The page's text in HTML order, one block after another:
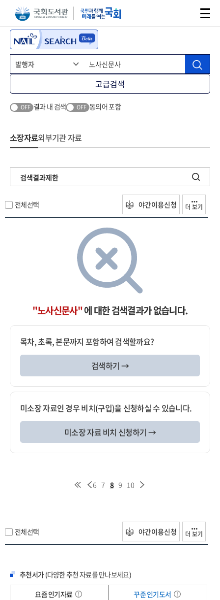
본문 바로가기주메뉴 바로가기
고급검색
OFF 결과 내 검색 OFF 동의어 포함
소장자료외부기관 자료
검색결과제한
전체선택 야간이용신청 더 보기
"노사신문사"에 대한 검색결과가 없습니다.
목차, 초록, 본문까지 포함하여 검색할까요?
검색하기 →
미소장 자료인 경우 비치(구입)을 신청하실 수 있습니다.
미소장 자료 비치 신청하기 →
6 7 8 9 10
전체선택 야간이용신청 더 보기
추천서가(다양한 추천 자료를 만나보세요)
요즘 인기자료
꾸준 인기도서